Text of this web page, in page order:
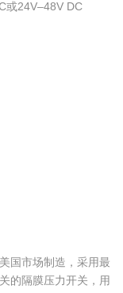
或24V–48V DC
国市场制造，采用最
的隔膜压力开关，用